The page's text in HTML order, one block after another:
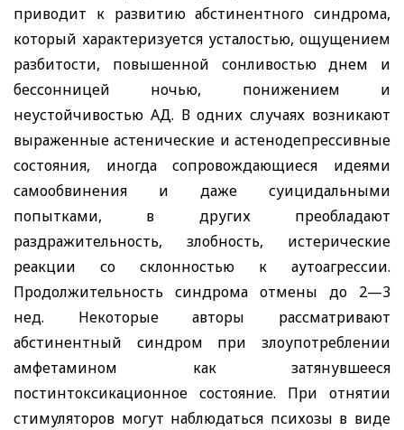
приводит к развитию абстинентного синдрома,
который характеризуется усталостью, ощущением
разбитости, повышенной сонливостью днем и
бессонницей ночью, понижением и
неустойчивостью АД. В одних случаях возникают
выраженные астенические и астенодепрессивные
состояния, иногда сопровождающиеся идеями
самообвинения и даже суицидальными
попытками, в других преобладают
раздражительность, злобность, истерические
реакции со склонностью к аутоагрессии.
Продолжительность синдрома отмены до 2—3
нед. Некоторые авторы рассматривают
абстинентный синдром при злоупотреблении
амфетамином как затянувшееся
постинтоксикационное состояние. При отнятии
стимуляторов могут наблюдаться психозы в виде